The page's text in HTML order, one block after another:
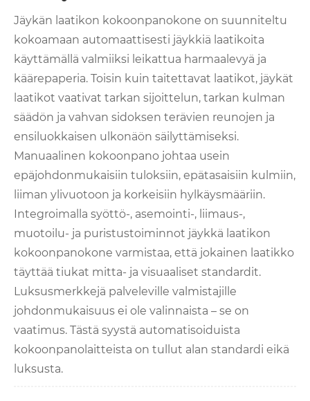
Jäykän laatikon kokoonpanokone on suunniteltu
kokoamaan automaattisesti jäykkiä laatikoita
käyttämällä valmiiksi leikattua harmaalevyä ja
käärepaperia. Toisin kuin taitettavat laatikot, jäykät
laatikot vaativat tarkan sijoittelun, tarkan kulman
säädön ja vahvan sidoksen terävien reunojen ja
ensiluokkaisen ulkonäön säilyttämiseksi.
Manuaalinen kokoonpano johtaa usein
epäjohdonmukaisiin tuloksiin, epätasaisiin kulmiin,
liiman ylivuotoon ja korkeisiin hylkäysmääriin.
Integroimalla syöttö-, asemointi-, liimaus-,
muotoilu- ja puristustoiminnot jäykkä laatikon
kokoonpanokone varmistaa, että jokainen laatikko
täyttää tiukat mitta- ja visuaaliset standardit.
Luksusmerkkejä palveleville valmistajille
johdonmukaisuus ei ole valinnaista – se on
vaatimus. Tästä syystä automatisoiduista
kokoonpanolaitteista on tullut alan standardi eikä
luksusta.